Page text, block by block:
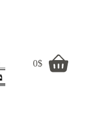
Shopping
0$